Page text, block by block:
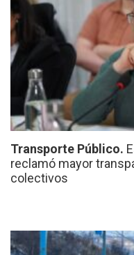
Transporte Público.
reclamó mayor
colectivos